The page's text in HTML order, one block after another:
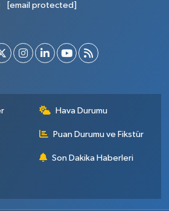
[email protected]
Hava Durumu
Puan Durumu ve Fikstür
Son Dakika Haberleri